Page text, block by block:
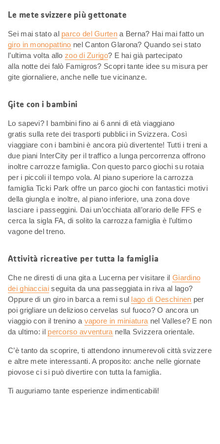
Le mete svizzere più gettonate
Sei mai stato al parco del Gurtena Berna? Hai mai fatto un
giro in monopattino nel Canton Glarona? Quando sei stato
l’ultima volta allozoo di Zurigo? E hai già partecipato
alla notte dei falò Famigros? Scopri tante idee su misura per
gite giornaliere, anche nelle tue vicinanze.
Gite con i bambini
Lo sapevi? I bambini fino ai 6 anni di età viaggiano
gratis sulla rete dei trasporti pubblici in Svizzera. Così
viaggiare con i bambini è ancora più divertente! Tutti i treni a
due piani InterCity per il traffico a lunga percorrenza offrono
inoltre carrozze famiglia. Con questo parco giochi su rotaia
per i piccoli il tempo vola. Al piano superiore la carrozza
famiglia Ticki Park offre un parco giochi con fantastici motivi
della giungla e inoltre, al piano inferiore, una zona dove
lasciare i passeggini. Dai un’occhiata all’orario delle FFS e
cerca la sigla FA, di solito la carrozza famiglia è l’ultimo
vagone del treno.
Attività ricreative per tutta la famiglia
Che ne diresti di una gita a Lucerna per visitare il Giardino
dei ghiacciaiseguita da una passeggiata in riva al lago?
Oppure di un giro in barca a remi sul lago di Oeschinen per
poi grigliare un delizioso cervelas sul fuoco? O ancora un
viaggio con il trenino a vapore in miniatura nel Vallese? E non
da ultimo: il percorso avventura nella Svizzera orientale.
C’è tanto da scoprire, ti attendono innumerevoli città svizzere
e altre mete interessanti. A proposito: anche nelle giornate
piovose ci si può divertire con tutta la famiglia.
Ti auguriamo tante esperienze indimenticabili!